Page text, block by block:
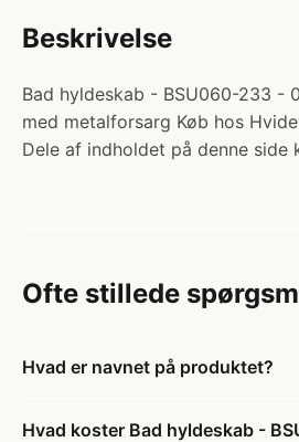
Beskrivelse
Bad hyldeskab - BSU060-233 -
med metalforsarg Køb hos
Dele af indholdet på denne
Ofte stillede
Hvad er navnet på produktet?
Hvad koster Bad hyldeskab -